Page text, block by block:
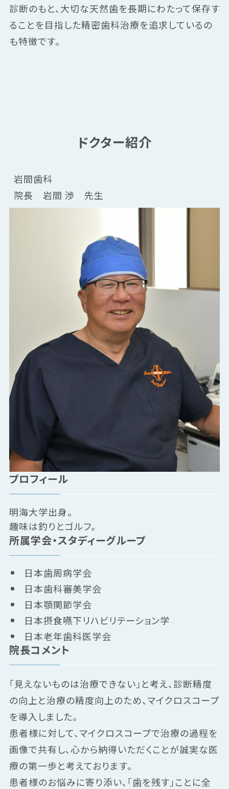
診断のもと、大切な天然歯を長期にわたって保存す
ることを目指した精密歯科治療を追求しているの
も特徴です。
ドクター紹介
岩間歯科
院長　岩間 渉　先生
プロフィール
明海大学出身。
趣味は釣りとゴルフ。
所属学会・スタディーグループ
日本歯周病学会
日本歯科審美学会
日本顎関節学会
日本摂食嚥下リハビリテーション学
日本老年歯科医学会
院長コメント
「見えないものは治療できない」と考え、診断精度
の向上と治療の精度向上のため、マイクロスコープ
を導入しました。
患者様に対して、マイクロスコープで治療の過程を
画像で共有し、心から納得いただくことが誠実な医
療の第一歩と考えております。
患者様のお悩みに寄り添い、「歯を残す」ことに全